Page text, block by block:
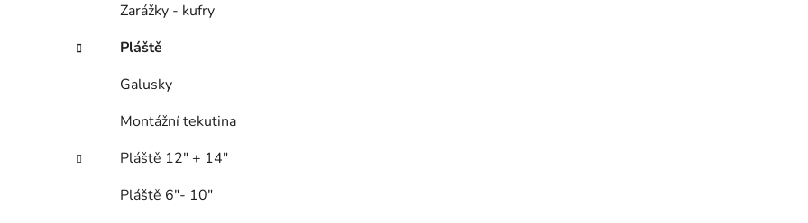
Zarážky - kufry
Pláště
Galusky
Montážní tekutina
Pláště 12" + 14"
Pláště 6"- 10"